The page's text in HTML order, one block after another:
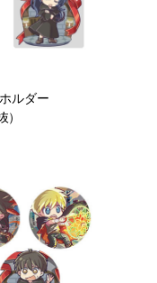
ルダー
）